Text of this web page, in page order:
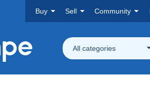
Buy Sell Community
All categories